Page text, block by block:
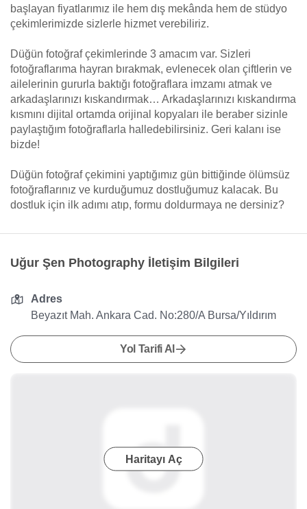
başlayan fiyatlarımız ile hem dış mekânda hem de stüdyo
çekimlerimizde sizlerle hizmet verebiliriz.
Düğün fotoğraf çekimlerinde 3 amacım var. Sizleri
fotoğraflarıma hayran bırakmak, evlenecek olan çiftlerin ve
ailelerinin gururla baktığı fotoğraflara imzamı atmak ve
arkadaşlarınızı kıskandırmak… Arkadaşlarınızı kıskandırma
kısmını dijital ortamda orijinal kopyaları ile beraber sizinle
paylaştığım fotoğraflarla halledebilirsiniz. Geri kalanı ise
bizde!
Düğün fotoğraf çekimini yaptığımız gün bittiğinde ölümsüz
fotoğraflarınız ve kurduğumuz dostluğumuz kalacak. Bu
dostluk için ilk adımı atıp, formu doldurmaya ne dersiniz?
Uğur Şen Photography İletişim Bilgileri
Adres
Beyazıt Mah. Ankara Cad. No:280/A Bursa/Yıldırım
Yol Tarifi Al
Haritayı Aç